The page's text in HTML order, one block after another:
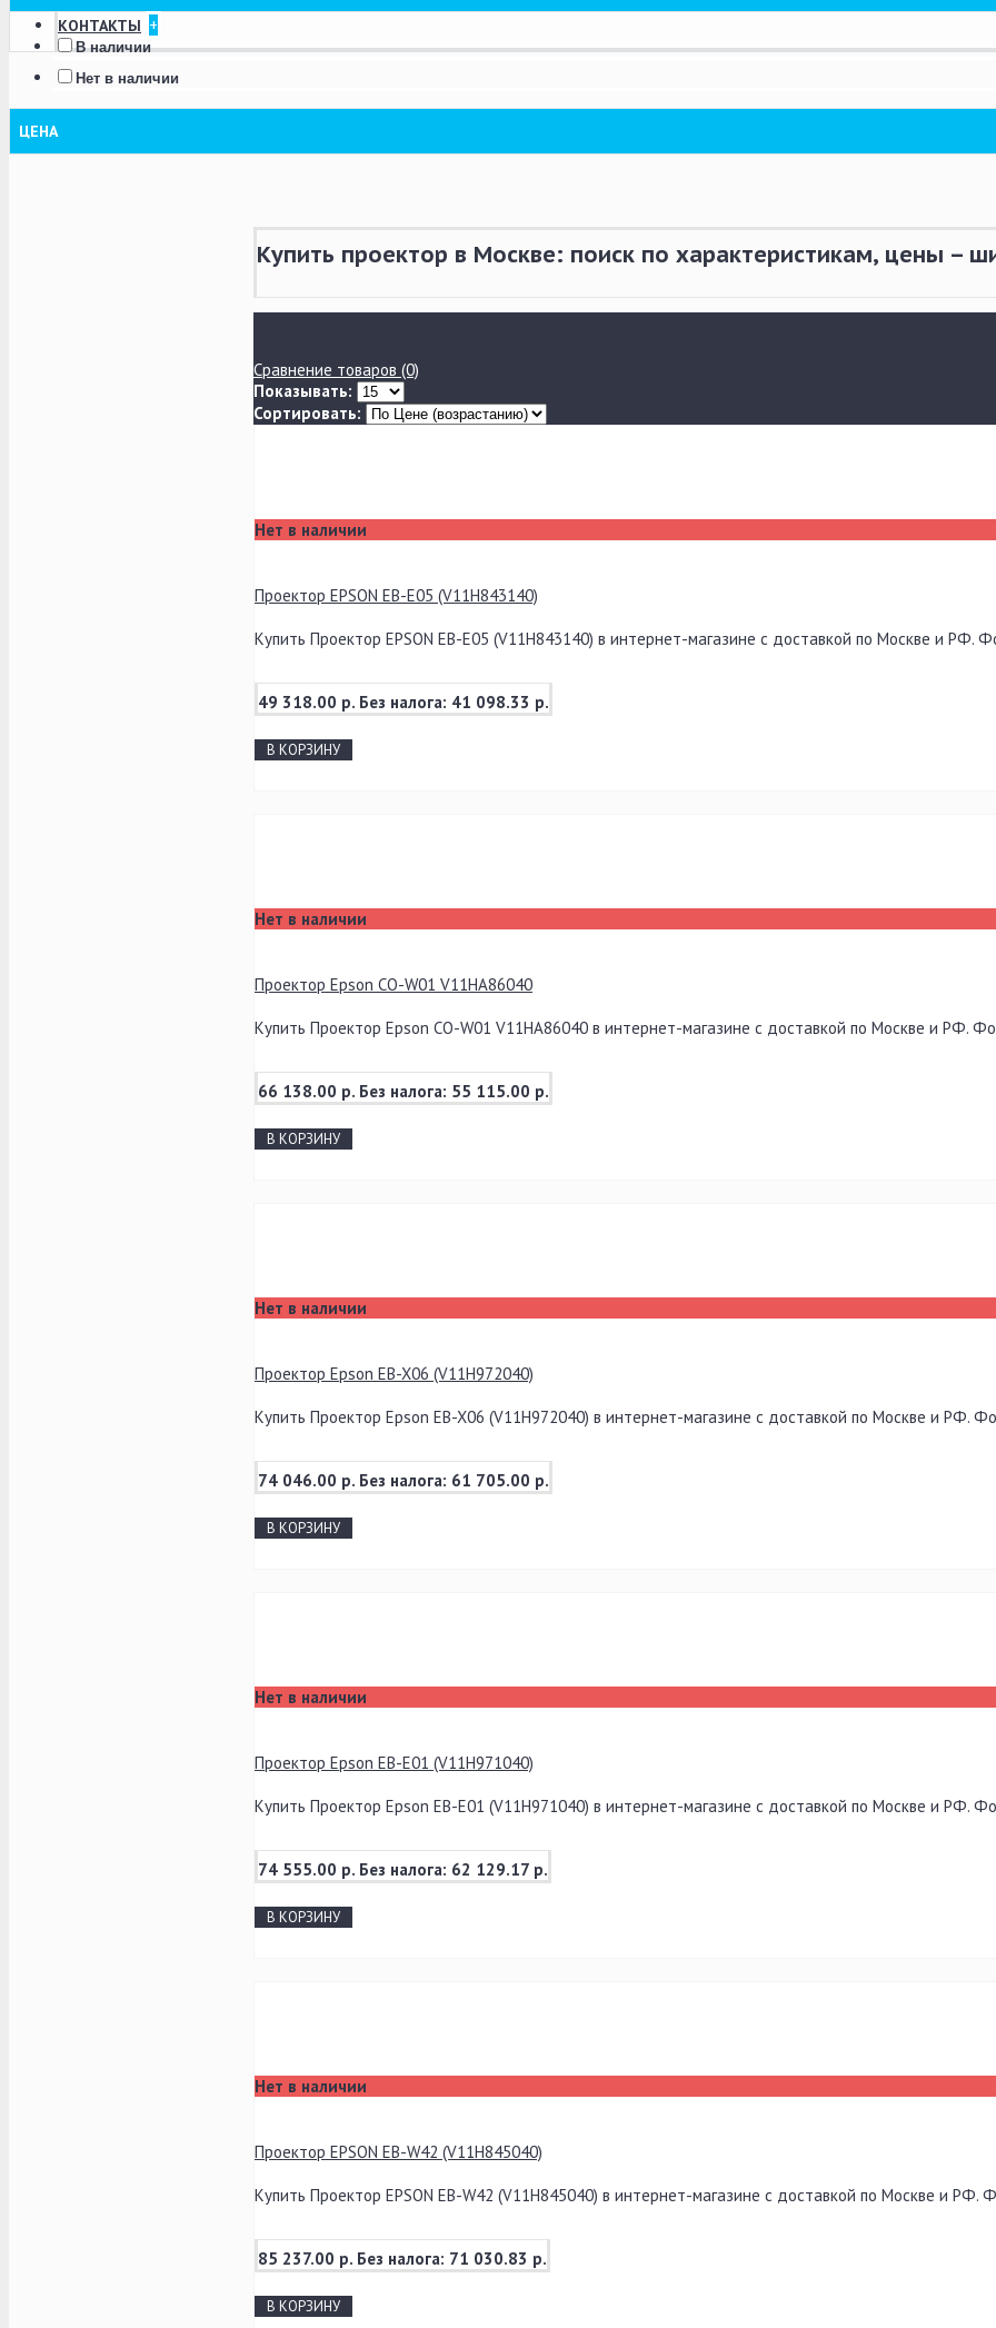
КОНТАКТЫ +
В наличии
Нет в наличии
ЦЕНА
Купить проектор в Москве: поиск по характеристикам, цены –
Сравнение товаров (0)
Показывать:
Сортировать:
Нет в наличии
Проектор EPSON EB-E05 (V11H843140)
Купить Проектор EPSON EB-E05 (V11H843140) в интернет-магазине с доставкой по Москве и РФ.
49 318.00 р. Без налога: 41 098.33 р.
В КОРЗИНУ
Нет в наличии
Проектор Epson CO-W01 V11HA86040
Купить Проектор Epson CO-W01 V11HA86040 в интернет-магазине с доставкой по Москве и РФ.
66 138.00 р. Без налога: 55 115.00 р.
В КОРЗИНУ
Нет в наличии
Проектор Epson EB-X06 (V11H972040)
Купить Проектор Epson EB-X06 (V11H972040) в интернет-магазине с доставкой по Москве и РФ.
74 046.00 р. Без налога: 61 705.00 р.
В КОРЗИНУ
Нет в наличии
Проектор Epson EB-E01 (V11H971040)
Купить Проектор Epson EB-E01 (V11H971040) в интернет-магазине с доставкой по Москве и РФ.
74 555.00 р. Без налога: 62 129.17 р.
В КОРЗИНУ
Нет в наличии
Проектор EPSON EB-W42 (V11H845040)
Купить Проектор EPSON EB-W42 (V11H845040) в интернет-магазине с доставкой по Москве и РФ.
85 237.00 р. Без налога: 71 030.83 р.
В КОРЗИНУ